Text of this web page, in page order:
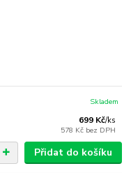
699 Kč/ks
578 Kč bez DPH
Skladem
Přidat do košíku